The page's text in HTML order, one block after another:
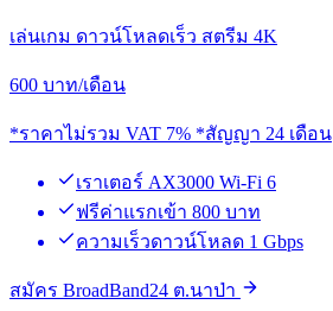
เล่นเกม ดาวน์โหลดเร็ว สตรีม 4K
600 บาท/เดือน
*ราคาไม่รวม VAT 7% *สัญญา 24 เดือน
เราเตอร์ AX3000 Wi-Fi 6
ฟรีค่าแรกเข้า 800 บาท
ความเร็วดาวน์โหลด 1 Gbps
สมัคร BroadBand24 ต.นาป่า